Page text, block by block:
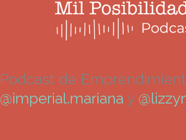
Podcast de
@imperial.mariana y